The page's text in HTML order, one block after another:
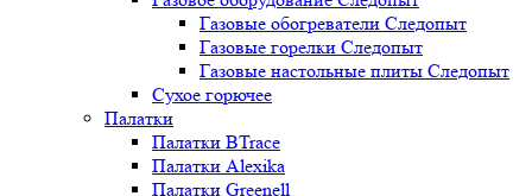
Газовые обогреватели Следопыт
Газовые горелки Следопыт
Газовые настольные плиты Следопыт
Сухое горючее
Палатки
Палатки BTrace
Палатки Alexika
Палатки Greenell